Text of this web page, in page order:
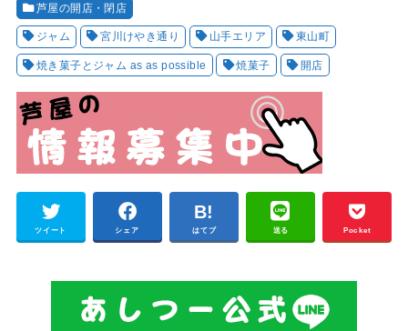
芦屋の開店・閉店
ジャム 宮川けやき通り 山手エリア 東山町
焼き菓子とジャム as as possible 焼菓子 開店
ツイート シェア はてブ 送る Pocket